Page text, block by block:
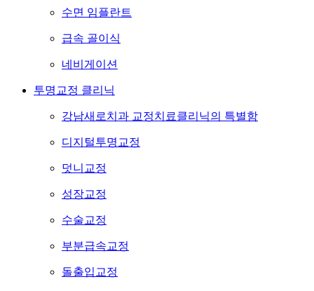
수면 임플란트
급속 골이식
네비게이션
투명교정 클리닉
강남새로치과 교정치료클리닉의 특별함
디지털투명교정
덧니교정
성장교정
수술교정
부분급속교정
돌출입교정